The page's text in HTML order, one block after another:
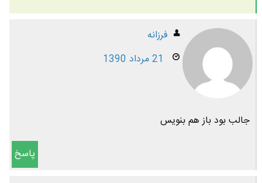
فرزانه
21 مرداد 1390
جالب بود باز هم بنویس
پاسخ